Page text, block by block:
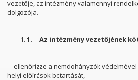
vezetője, az intézmény valamennyi
dolgozója.
1. Az intézmény vezetőjének
- ellenőrizze a nemdohányzók
helyi előírások betartását,